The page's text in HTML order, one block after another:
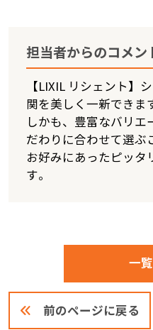
担当者からのコメン
【LIXIL リシェント】
関を美しく一新できま
しかも、豊富なバリエ
だわりに合わせて選ぶ
お好みにあったピッタ
す。
前のページに戻る
一